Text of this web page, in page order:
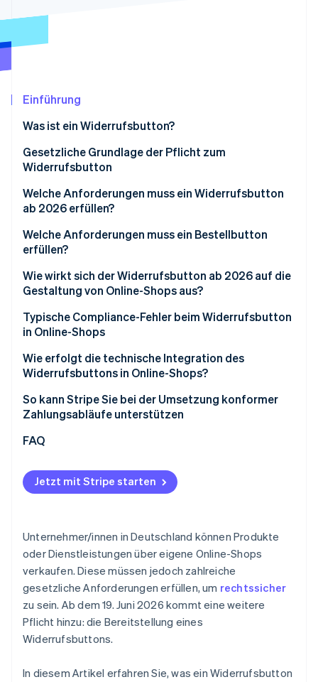
Identity
Online-Identitätsprüfung
Stripe-Sessions 2026
Erfahren Sie, wie Stripe Lösungen für die
Einführung
Was ist ein Widerrufsbutton?
Gesetzliche Grundlage der Pflicht zum
Widerrufsbutton
Umsetzung in deutsches Recht
Welche Anforderungen muss ein Widerrufsbutton
ab 2026 erfüllen?
Allgemeine Anforderungen an die Darstellung
Zweistufiges Verfahren
Bestätigung durch die Unternehmer/innen
Welche Anforderungen muss ein Bestellbutton
erfüllen?
Wie wirkt sich der Widerrufsbutton ab 2026 auf die
Gestaltung von Online-Shops aus?
Integration in bestehende Nutzerbereiche
Auswirkungen auf Nutzerführung und Struktur
Ganzheitliche Betrachtung des Bestellprozesses
Typische Compliance-Fehler beim Widerrufsbutton
in Online-Shops
Wie erfolgt die technische Integration des
Widerrufsbuttons in Online-Shops?
So kann Stripe Sie bei der Umsetzung konformer
Zahlungsabläufe unterstützen
Flexible Abrechnungsmodelle
Checkout-Optimierung
Marktplätze und Plattformen
FAQ
Jetzt mit Stripe starten
Unternehmer/innen in Deutschland können Produkte
oder Dienstleistungen über eigene Online-Shops
verkaufen. Diese müssen jedoch zahlreiche
gesetzliche Anforderungen erfüllen, um rechtssicher
zu sein. Ab dem 19. Juni 2026 kommt eine weitere
Pflicht hinzu: die Bereitstellung eines
Widerrufsbuttons.
In diesem Artikel erfahren Sie, was ein Widerrufsbutton